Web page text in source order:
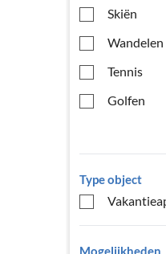
Skiën
Wandelen
Tennis
Golfen
Type object
Mogelijkheden